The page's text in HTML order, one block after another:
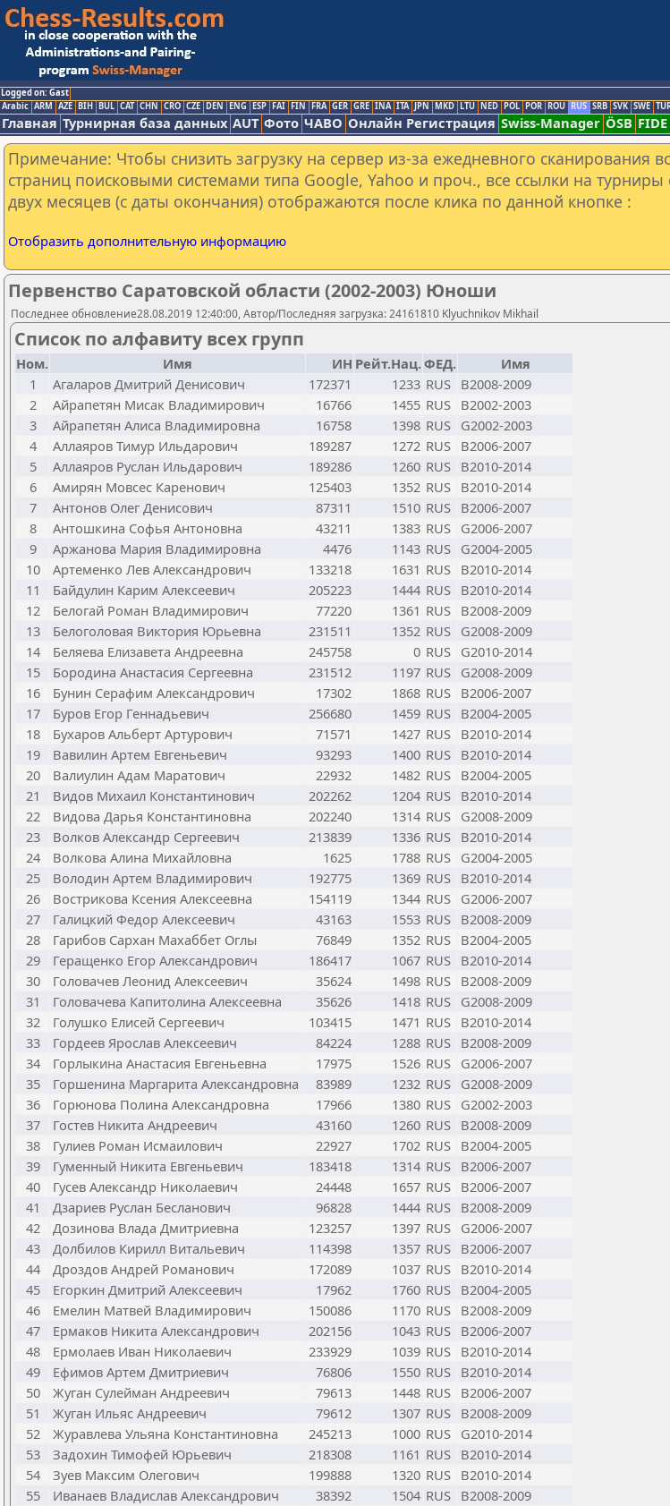
Logged on: Gast
Arabic ARM AZE BIH BUL CAT CHN CRO CZE DEN ENG ESP FAI FIN FRA GER GRE INA ITA JPN MKD LTU NED POL POR ROU RUS SRB SVK SWE
Главная Турнирная база данных AUT Фото ЧАВО Онлайн Регистрация Swiss-Manager ÖSB FIDE
Примечание: Чтобы снизить загрузку на сервер из-за ежедневного сканирования
страниц поисковыми системами типа Google, Yahoo и проч., все ссылки на турниры
двух месяцев (с даты окончания) отображаются после клика по данной кнопке :
Отобразить дополнительную информацию
Первенство Саратовской области (2002-2003) Юноши
Последнее обновление28.08.2019 12:40:00, Автор/Последняя загрузка: 24161810 Klyuchnikov Mikhail
Список по алфавиту всех групп
Ном. Имя ИН Рейт.Нац.ФЕД.
Имя
1
Агаларов Дмитрий Денисович 172371 1233 RUS B2008-2009
2
Айрапетян Мисак Владимирович 16766 1455 RUS B2002-2003
3
Айрапетян Алиса Владимировна 16758 1398 RUS G2002-2003
4
Аллаяров Тимур Ильдарович 189287 1272 RUS B2006-2007
5
Аллаяров Руслан Ильдарович 189286 1260 RUS B2010-2014
6
Амирян Мовсес Каренович 125403 1352 RUS B2010-2014
7
Антонов Олег Денисович 87311 1510 RUS B2006-2007
8
Антошкина Софья Антоновна 43211 1383 RUS G2006-2007
9
Аржанова Мария Владимировна 4476 1143 RUS G2004-2005
10
Артеменко Лев Александрович 133218 1631 RUS B2010-2014
11
Байдулин Карим Алексеевич 205223 1444 RUS B2010-2014
12
Белогай Роман Владимирович 77220 1361 RUS B2008-2009
13
Белоголовая Виктория Юрьевна 231511 1352 RUS G2008-2009
14
Беляева Елизавета Андреевна 245758 0 RUS G2010-2014
15
Бородина Анастасия Сергеевна 231512 1197 RUS G2008-2009
16
Бунин Серафим Александрович 17302 1868 RUS B2006-2007
17
Буров Егор Геннадьевич 256680 1459 RUS B2004-2005
18
Бухаров Альберт Артурович 71571 1427 RUS B2010-2014
19
Вавилин Артем Евгеньевич 93293 1400 RUS B2010-2014
20
Валиулин Адам Маратович 22932 1482 RUS B2004-2005
21
Видов Михаил Константинович 202262 1204 RUS B2010-2014
22
Видова Дарья Константиновна 202240 1314 RUS G2008-2009
23
Волков Александр Сергеевич 213839 1336 RUS B2010-2014
24
Волкова Алина Михайловна 1625 1788 RUS G2004-2005
25
Володин Артем Владимирович 192775 1369 RUS B2010-2014
26
Вострикова Ксения Алексеевна 154119 1344 RUS G2006-2007
27
Галицкий Федор Алексеевич 43163 1553 RUS B2008-2009
28
Гарибов Сархан Махаббет Оглы 76849 1352 RUS B2004-2005
29
Геращенко Егор Александрович 186417 1067 RUS B2010-2014
30
Головачев Леонид Алексеевич 35624 1498 RUS B2008-2009
31
Головачева Капитолина Алексеевна 35626 1418 RUS G2008-2009
32
Голушко Елисей Сергеевич 103415 1471 RUS B2010-2014
33
Гордеев Ярослав Алексеевич 84224 1288 RUS B2008-2009
34
Горлыкина Анастасия Евгеньевна 17975 1526 RUS G2006-2007
35
Горшенина Маргарита Александровна 83989 1232 RUS G2008-2009
36
Горюнова Полина Александровна 17966 1380 RUS G2002-2003
37
Гостев Никита Андреевич 43160 1260 RUS B2008-2009
38
Гулиев Роман Исмаилович 22927 1702 RUS B2004-2005
39
Гуменный Никита Евгеньевич 183418 1314 RUS B2006-2007
40
Гусев Александр Николаевич 24448 1657 RUS B2006-2007
41
Дзариев Руслан Бесланович 96828 1444 RUS B2008-2009
42
Дозинова Влада Дмитриевна 123257 1397 RUS G2006-2007
43
Долбилов Кирилл Витальевич 114398 1357 RUS B2006-2007
44
Дроздов Андрей Романович 172089 1037 RUS B2010-2014
45
Егоркин Дмитрий Алексеевич 17962 1760 RUS B2004-2005
46
Емелин Матвей Владимирович 150086 1170 RUS B2008-2009
47
Ермаков Никита Александрович 202156 1043 RUS B2006-2007
48
Ермолаев Иван Николаевич 233929 1039 RUS B2010-2014
49
Ефимов Артем Дмитриевич 76806 1550 RUS B2010-2014
50
Жуган Сулейман Андреевич 79613 1448 RUS B2006-2007
51
Жуган Ильяс Андреевич 79612 1307 RUS B2008-2009
52
Журавлева Ульяна Константиновна 245213 1000 RUS G2010-2014
53
Задохин Тимофей Юрьевич 218308 1161 RUS B2010-2014
54
Зуев Максим Олегович 199888 1320 RUS B2010-2014
55
Иванаев Владислав Александрович 38392 1504 RUS B2008-2009